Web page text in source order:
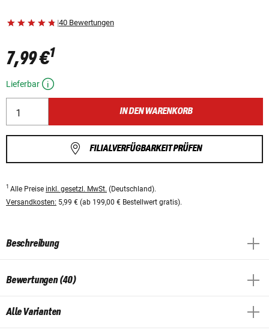
|40 Bewertungen
7,99 €1
Lieferbar
IN DEN WARENKORB
FILIALVERFÜGBARKEIT PRÜFEN
1 Alle Preise inkl. gesetzl. MwSt. (Deutschland).
Versandkosten: 5,99 € (ab 199,00 € Bestellwert gratis).
Beschreibung
Bewertungen (40)
Alle Varianten